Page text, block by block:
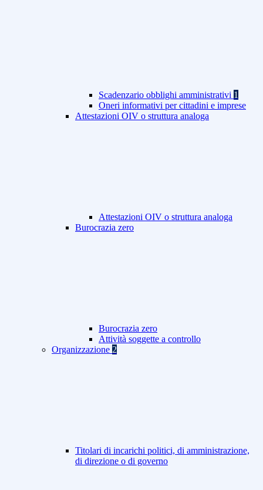
Scadenzario obblighi amministrativi 1
Oneri informativi per cittadini e imprese
Attestazioni OIV o struttura analoga
Attestazioni OIV o struttura analoga
Burocrazia zero
Burocrazia zero
Attività soggette a controllo
Organizzazione 2
Titolari di incarichi politici, di amministrazione,
di direzione o di governo